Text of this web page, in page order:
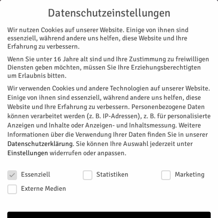
Start Stadtteile Barmen KG-Jubilare (3): 3 x 11 Bärmer Sandhasen
STADTTEILE BARMEN
KG-Jubilare (3): 3 x 11 Bärmer
Sandhasen
VonNicola Wenzl- Januar 10, 2025 575 0
Facebook Twitter
Datenschutzeinstellungen
Wir nutzen Cookies auf unserer Website. Einige von ihnen sind
essenziell, während andere uns helfen, diese Website und Ihre
Erfahrung zu verbessern.
Wenn Sie unter 16 Jahre alt sind und Ihre Zustimmung zu freiwilligen
Diensten geben möchten, müssen Sie Ihre Erziehungsberechtigten
um Erlaubnis bitten.
Wir verwenden Cookies und andere Technologien auf unserer Website.
Einige von ihnen sind essenziell, während andere uns helfen, diese
Website und Ihre Erfahrung zu verbessern. Personenbezogene Daten
können verarbeitet werden (z. B. IP-Adressen), z. B. für personalisierte
Anzeigen und Inhalte oder Anzeigen- und Inhaltsmessung. Weitere
Informationen über die Verwendung Ihrer Daten finden Sie in unserer
Datenschutzerklärung. Sie können Ihre Auswahl jederzeit unter
Einstellungen widerrufen oder anpassen.
Essenziell
Statistiken
Marketing
Externe Medien